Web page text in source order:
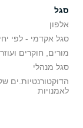
סגל
אלפון
סגל אקדמי - לפי
מורים, חוקרים
סגל מנהלי
הדוקטורנטיות.ים
לאמנויות